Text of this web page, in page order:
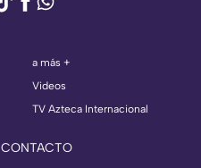
a más +
Videos
TV Azteca Internacional
CONTACTO